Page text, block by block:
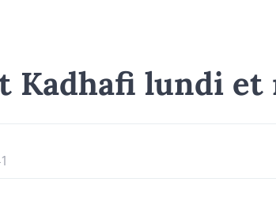
Kadhafi lundi